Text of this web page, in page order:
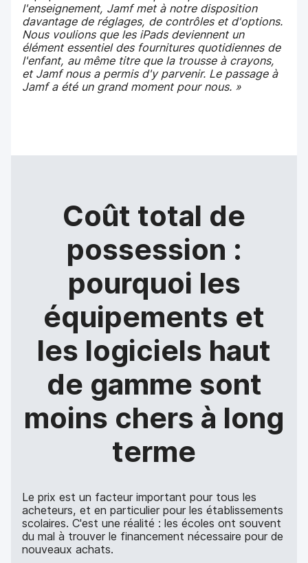
l'enseignement, Jamf met à notre disposition
davantage de réglages, de contrôles et d'options.
Nous voulions que les iPads deviennent un
élément essentiel des fournitures quotidiennes de
l'enfant, au même titre que la trousse à crayons,
et Jamf nous a permis d'y parvenir. Le passage à
Jamf a été un grand moment pour nous. »
Coût total de
possession :
pourquoi les
équipements et
les logiciels haut
de gamme sont
moins chers à long
terme
Le prix est un facteur important pour tous les
acheteurs, et en particulier pour les établissements
scolaires. C'est une réalité : les écoles ont souvent
du mal à trouver le financement nécessaire pour de
nouveaux achats.